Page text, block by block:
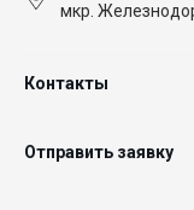
мкр.
Контакты
Отправить заявку